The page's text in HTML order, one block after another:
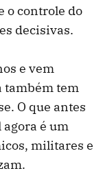
o controle do
decisivas.
e vem
também tem
O que antes
é um
militares e